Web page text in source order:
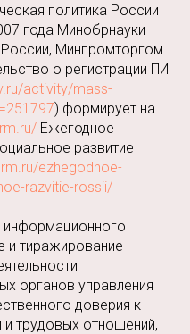
политика России
года Минобрнауки
Минпромторгом
о регистрации ПИ
activity/mass-
) формирует на
Ежегодное
развитие
ezhegodnoe-
razvitie-rossii/
и тиражирование
органов управления
доверия к
и трудовых отношений,